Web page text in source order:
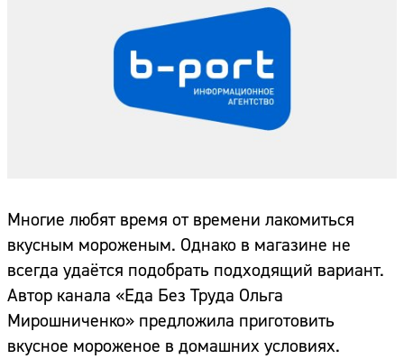
Многие любят время от времени лакомиться
вкусным мороженым. Однако в магазине не
всегда удаётся подобрать подходящий вариант.
Автор канала «Еда Без Труда Ольга
Мирошниченко» предложила приготовить
вкусное мороженое в домашних условиях.